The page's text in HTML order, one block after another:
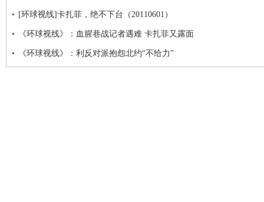
[环球视线]卡扎菲，绝不下台（20110601）
《环球视线》：血腥巷战记者遇难 卡扎菲又露面
《环球视线》：利反对派抱怨北约“不给力”